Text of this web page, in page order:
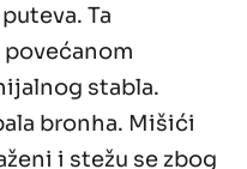
Ta
stabla.
bronha. Mišići
i stežu se zbog